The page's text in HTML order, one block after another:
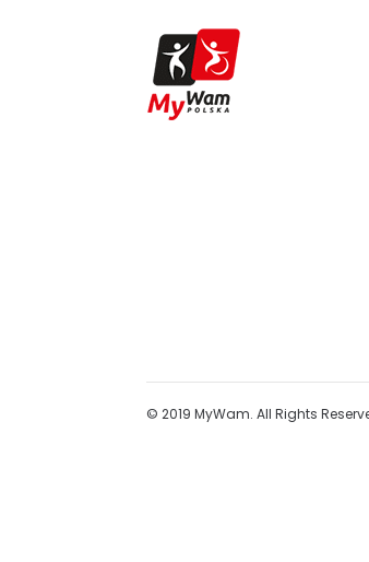
© 2019 MyWam. All Rights